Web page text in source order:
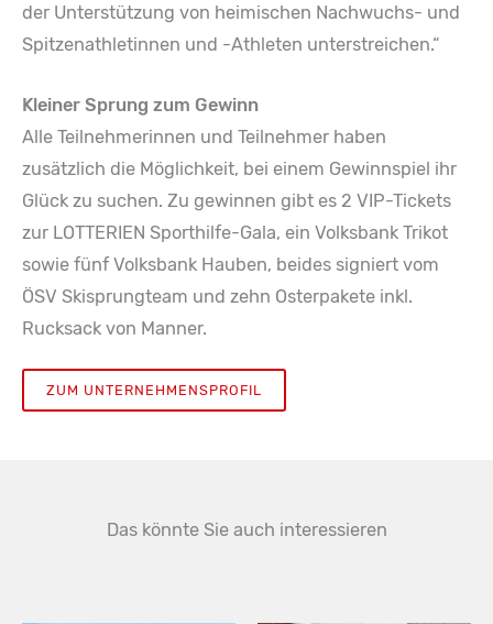
der Unterstützung von heimischen Nachwuchs- und
Spitzenathletinnen und -Athleten unterstreichen.“
Kleiner Sprung zum Gewinn
Alle Teilnehmerinnen und Teilnehmer haben
zusätzlich die Möglichkeit, bei einem Gewinnspiel ihr
Glück zu suchen. Zu gewinnen gibt es 2 VIP-Tickets
zur LOTTERIEN Sporthilfe-Gala, ein Volksbank Trikot
sowie fünf Volksbank Hauben, beides signiert vom
ÖSV Skisprungteam und zehn Osterpakete inkl.
Rucksack von Manner.
ZUM UNTERNEHMENSPROFIL
Das könnte Sie auch interessieren